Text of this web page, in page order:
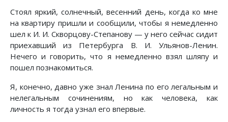
Стоял яркий, солнечный, весенний день, когда ко мне
на квартиру пришли и сообщили, чтобы я немедленно
шел к И. И. Скворцову-Степанову — у него сейчас сидит
приехавший из Петербурга В. И. Ульянов-Ленин.
Нечего и говорить, что я немедленно взял шляпу и
пошел познакомиться.
Я, конечно, давно уже знал Ленина по его легальным и
нелегальным сочинениям, но как человека, как
личность я тогда узнал его впервые.